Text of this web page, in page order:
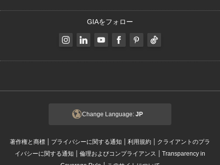
GIAをフォロー
Change Language: JP
著作権と商標 | プライバシーに関する通知 | 利用規約 | クライアントのプラ
イバシーに関する通知 | 倫理およびコンプライアンス | Transparency in